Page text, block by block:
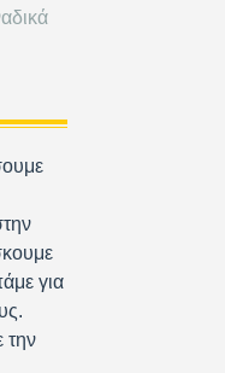
για
την